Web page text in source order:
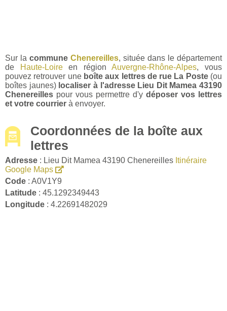
Sur la commune Chenereilles, située dans le département
de
Haute-Loireen régionAuvergne-Rhône-Alpes, vous
pouvez retrouver une boîte aux lettres de rue La Poste(ou
boîtes jaunes) localiser à l'adresse Lieu Dit Mamea 43190
Chenereilles pour vous permettre d'y déposer vos lettres
et votre courrier à envoyer.
Coordonnées de la boîte aux
lettres
Adresse : Lieu Dit Mamea 43190 Chenereilles Itinéraire
Google Maps
Code : A0V1Y9
Latitude : 45.1292349443
Longitude : 4.22691482029